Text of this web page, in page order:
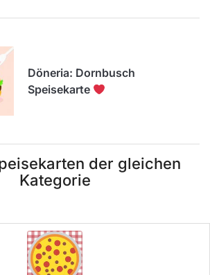
Döneria: Dornbusch
Speisekarte
der gleichen
Kategorie